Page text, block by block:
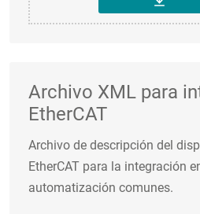
Archivo XML para
EtherCAT
Archivo de descripción del
EtherCAT para la integración
automatización comunes.